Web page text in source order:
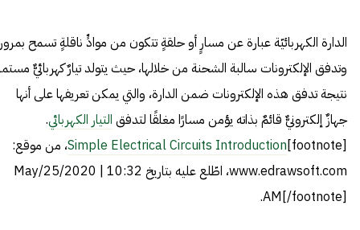
الدارة الكهربائيّة عبارة عن مسارٍ أو حلقةٍ تتكون من موادٍّ ناقلةٍ تسمح بمرور
وتدفق الإلكترونات سالبة الشحنة من خلالها، حيث يتولد تيارٌ كهربائيٌّ
نتيجة تدفق هذه الإلكترونات ضمن الدارة، والتي يمكن تعريفها على أنها
جهازٌ إلكترونيٌّ قائمٌ بذاته يؤمن مسارًا مغلقًا لتدفق التيار الكهربائي.
[footnote]
Simple Electrical Circuits Introduction، من موقع:
www.edrawsoft.com، اطّلع عليه بتاريخ May/25/2020 | 10:32
AM[/footnote].